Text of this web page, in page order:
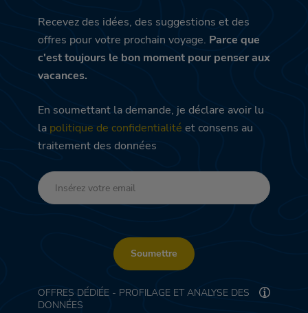
Recevez des idées, des suggestions et des
offres pour votre prochain voyage. Parce que
c'est toujours le bon moment pour penser aux
vacances.
En soumettant la demande, je déclare avoir lu
la politique de confidentialité et consens au
traitement des données
Soumettre
OFFRES DÉDIÉE - PROFILAGE ET ANALYSE DES
DONNÉES